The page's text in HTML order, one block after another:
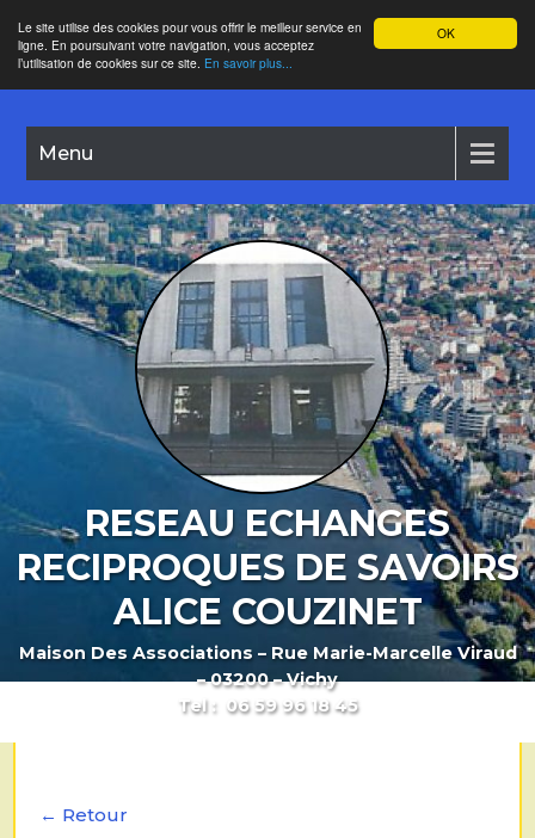
OK
Le site utilise des cookies pour vous offrir le meilleur service en
ligne. En poursuivant votre navigation, vous acceptez
l’utilisation de cookies sur ce site. En savoir plus...
Menu
RESEAU ECHANGES
RECIPROQUES DE SAVOIRS
ALICE COUZINET
Maison Des Associations – Rue Marie-Marcelle Viraud
– 03200 – Vichy
Tel : 06 59 96 18 45
← Retour